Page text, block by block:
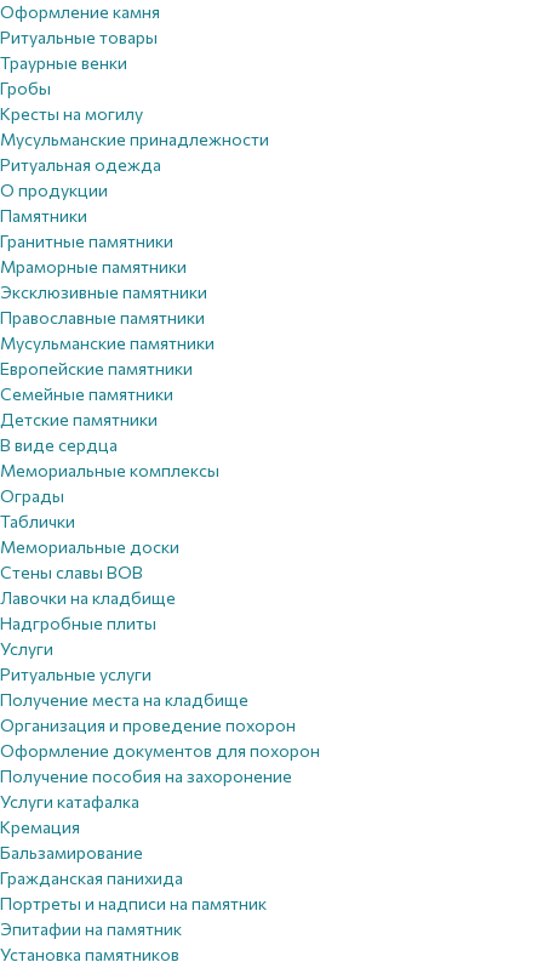
Оформление камня
Ритуальные товары
Траурные венки
Гробы
Кресты на могилу
Мусульманские принадлежности
Ритуальная одежда
О продукции
Памятники
Гранитные памятники
Мраморные памятники
Эксклюзивные памятники
Православные памятники
Мусульманские памятники
Европейские памятники
Семейные памятники
Детские памятники
В виде сердца
Мемориальные комплексы
Ограды
Таблички
Мемориальные доски
Стены славы ВОВ
Лавочки на кладбище
Надгробные плиты
Услуги
Ритуальные услуги
Получение места на кладбище
Организация и проведение похорон
Оформление документов для похорон
Получение пособия на захоронение
Услуги катафалка
Кремация
Бальзамирование
Гражданская панихида
Портреты и надписи на памятник
Эпитафии на памятник
Установка памятников